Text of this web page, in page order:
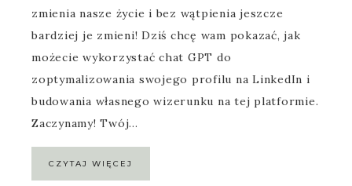
zmienia nasze życie i bez wątpienia jeszcze
bardziej je zmieni! Dziś chcę wam pokazać, jak
możecie wykorzystać chat GPT do
zoptymalizowania swojego profilu na LinkedIn i
budowania własnego wizerunku na tej platformie.
Zaczynamy! Twój…
CZYTAJ WIĘCEJ